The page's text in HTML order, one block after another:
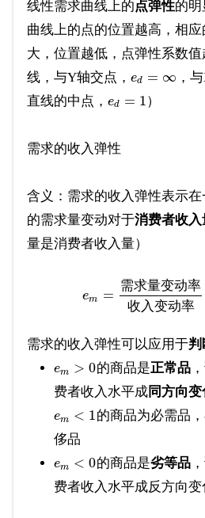
线性需求曲线上的点弹性的明
曲线上的点的位置越高，相
大，位置越低，点弹性系数
线，与Y轴交点， ed = ∞ ，
直线的中点， ed = 1）
需求的收入弹性
含义：需求的收入弹性表示
的需求量变动对于消费者收入
量是消费者收入量）
em =
需求量变动率
收入变动率
需求的收入弹性可以应用于判
em > 0的商品是正常品
费者收入水平成同方向变
em < 1的商品为必需品，
侈品
em < 0的商品是劣等品
费者收入水平成反方向变